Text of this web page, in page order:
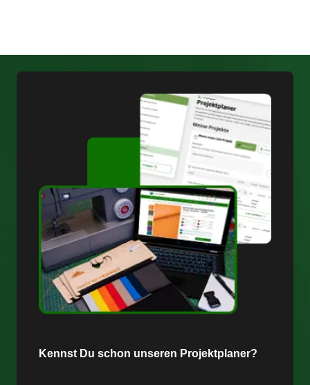
Kennst Du schon unseren Projektplaner?